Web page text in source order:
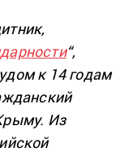
“,
к 14 годам
Из